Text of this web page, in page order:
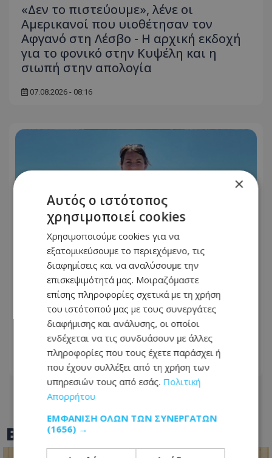
«Δεν το πιστεύουμε», λένε οι
Αμερικανοί που υιοθέτησαν τον
Αφγανό στη Λέσβο - Η αρχική εκδοχή
για το φονικό στην Κυψέλη και η
σιωπή στην απολογία
07.08.2026 - 08:16
«Αφιέρωσε τη ζωή της βοηθώντας
όσους είχαν ανάγκη»: Συγκλονίζει η
οικογένεια της Βρετανίδας που
βρέθηκε νεκρή σε βαλίτσα
06.08.2026 - 22:54
BEST OFTOTHEMAONLINE
×
Αυτός ο ιστότοπος
χρησιμοποιεί cookies
Χρησιμοποιούμε cookies για να
εξατομικεύσουμε το περιεχόμενο, τις
διαφημίσεις και να αναλύσουμε την
επισκεψιμότητά μας. Μοιραζόμαστε
επίσης πληροφορίες σχετικά με τη χρήση
του ιστότοπού μας με τους συνεργάτες
διαφήμισης και ανάλυσης, οι οποίοι
ενδέχεται να τις συνδυάσουν με άλλες
πληροφορίες που τους έχετε παράσχει ή
που έχουν συλλέξει από τη χρήση των
υπηρεσιών τους από εσάς. Πολιτική
Απορρήτου
ΕΜΦΆΝΙΣΗ ΌΛΩΝ ΤΩΝ ΣΥΝΕΡΓΑΤΏΝ
(1656) →